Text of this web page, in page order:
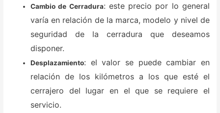
Cambio de Cerradura: este precio por lo general
varía en relación de la marca, modelo y nivel de
seguridad de la cerradura que deseamos
disponer.
Desplazamiento: el valor se puede cambiar en
relación de los kilómetros a los que esté el
cerrajero del lugar en el que se requiere el
servicio.